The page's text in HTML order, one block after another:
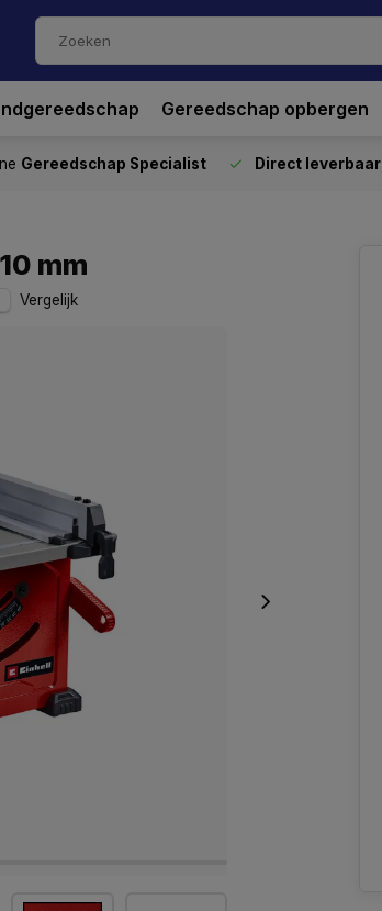
Gereedschap opbergen
Gereedschap Specialist Direct leverbaar
mm
Vergelijk